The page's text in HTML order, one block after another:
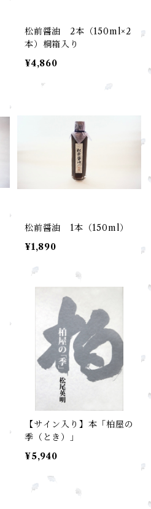
松前醤油 2本（150ml×2
本）桐箱入り
¥4,860
松前醤油 1本（150ml）
¥1,890
【サイン入り】本「柏屋の
季（とき）」
¥5,940